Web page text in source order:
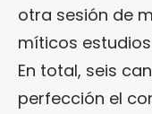
otra sesión de
míticos estudios
En total, seis
perfección el